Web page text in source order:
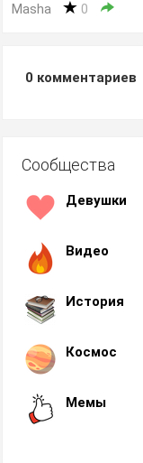
Masha 0
0 комментариев
Сообщества
Девушки
Видео
История
Космос
Мемы